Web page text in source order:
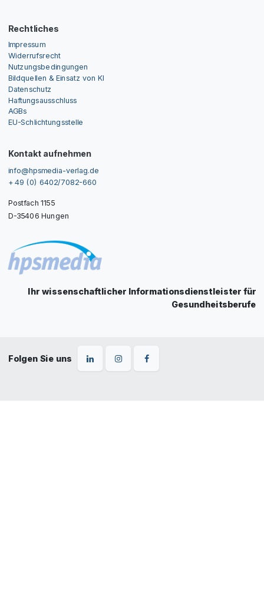
Rechtliches
Impressum
Widerrufsrecht
Nutzungsbedingungen
Bildquellen & Einsatz von KI
Datenschutz
Haftungsausschluss
AGBs
EU-Schlichtungsstelle
Kontakt aufnehmen
info@hpsmedia-verlag.de
+ 49 (0) 6402/7082-660
Postfach 1155
D-35406 Hungen
Ihr wissenschaftlicher Informationsdienstleister für
Gesundheitsberufe
Folgen Sie uns